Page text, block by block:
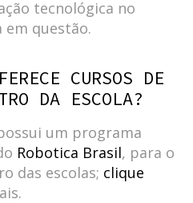
tecnológica no
em questão.
CURSOS DE
DA ESCOLA?
um programa
Robotica Brasil, para o
das escolas; clique